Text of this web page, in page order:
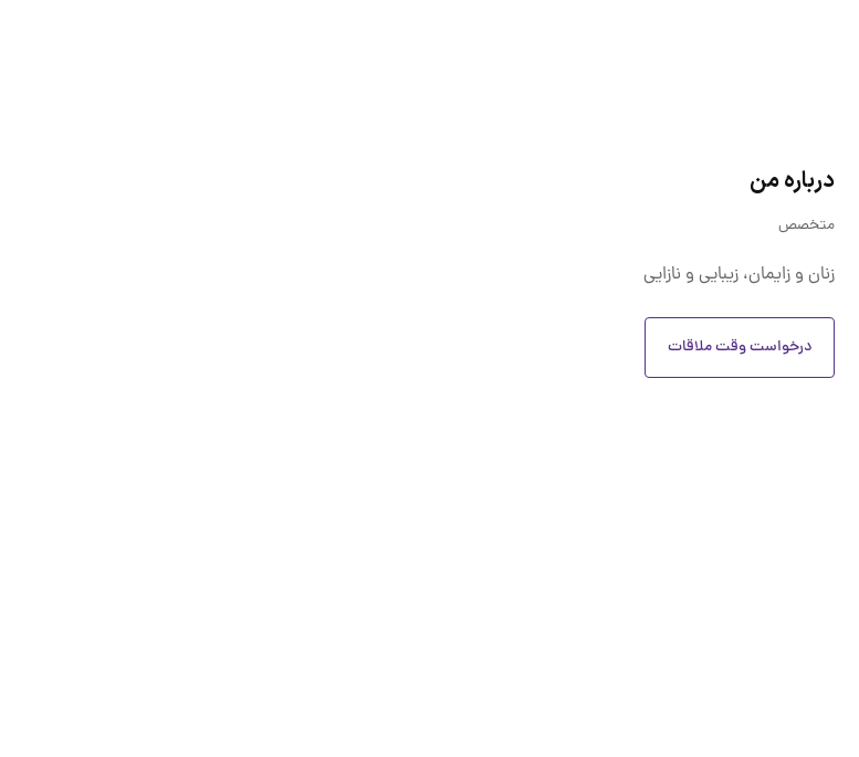
درباره من
متخصص
زنان و زایمان، زیبایی و نازایی
درخواست وقت ملاقات